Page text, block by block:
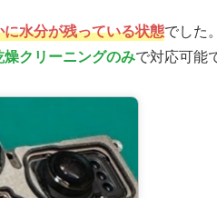
に水分が残っている状態でした
燥クリーニングのみで対応可能